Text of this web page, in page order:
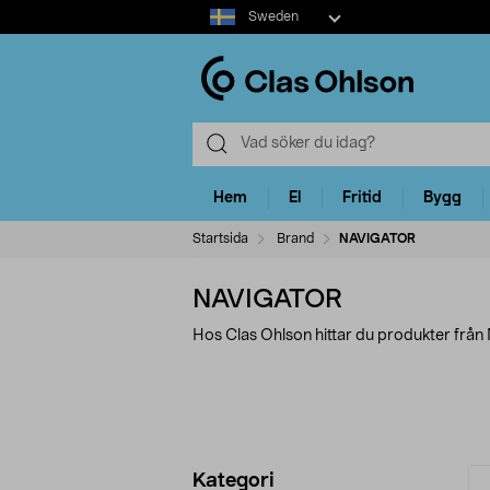
Select
market
Sweden
Hem El Fritid Bygg
Startsida Brand NAVIGATOR
NAVIGATOR
Hos Clas Ohlson hittar du produkter från
Förfina
Kategori